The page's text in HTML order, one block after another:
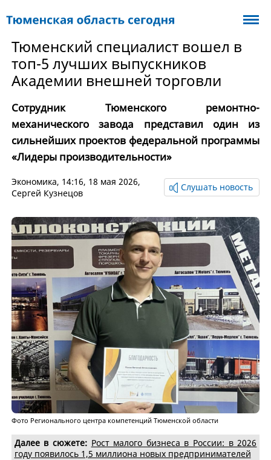
Тюменский специалист вошел в
топ-5 лучших выпускников
Академии внешней торговли
Сотрудник Тюменского ремонтно-
механического завода представил один из
сильнейших проектов федеральной программы
«Лидеры производительности»
Экономика, 14:16, 18 мая 2026,
Сергей Кузнецов
Слушать новость
Фото Регионального центра компетенций Тюменской области
Далее в сюжете: Рост малого бизнеса в России: в 2026
году появилось 1,5 миллиона новых предпринимателей